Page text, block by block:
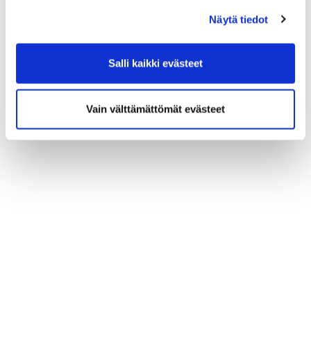
Näytä tiedot
Salli kaikki evästeet
Vain välttämättömät evästeet